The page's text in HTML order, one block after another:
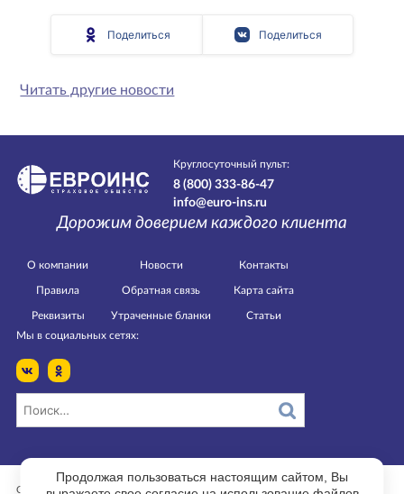
Поделиться Поделиться
Читать другие новости
Круглосуточный пульт:
8 (800) 333-86-47
info@euro-ins.ru
Дорожим доверием каждого клиента
О компании
Правила
Реквизиты
Новости
Обратная связь
Утраченные бланки
Контакты
Карта сайта
Статьи
Мы в социальных сетях:
Страница изменена 21.09.2021 в 11:34.
Продолжая пользоваться настоящим сайтом, Вы